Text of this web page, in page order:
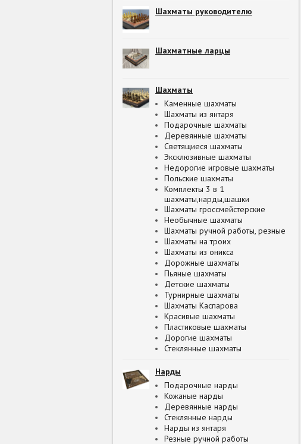
Шахматы руководителю
Шахматные ларцы
Шахматы
Каменные шахматы
Шахматы из янтаря
Подарочные шахматы
Деревянные шахматы
Светящиеся шахматы
Эксклюзивные шахматы
Недорогие игровые шахматы
Польские шахматы
Комплекты 3 в 1
шахматы,нарды,шашки
Шахматы гроссмейстерские
Необычные шахматы
Шахматы ручной работы, резные
Шахматы на троих
Шахматы из оникса
Дорожные шахматы
Пьяные шахматы
Детские шахматы
Турнирные шахматы
Шахматы Каспарова
Красивые шахматы
Пластиковые шахматы
Дорогие шахматы
Стеклянные шахматы
Нарды
Подарочные нарды
Кожаные нарды
Деревянные нарды
Стеклянные нарды
Нарды из янтаря
Резные ручной работы